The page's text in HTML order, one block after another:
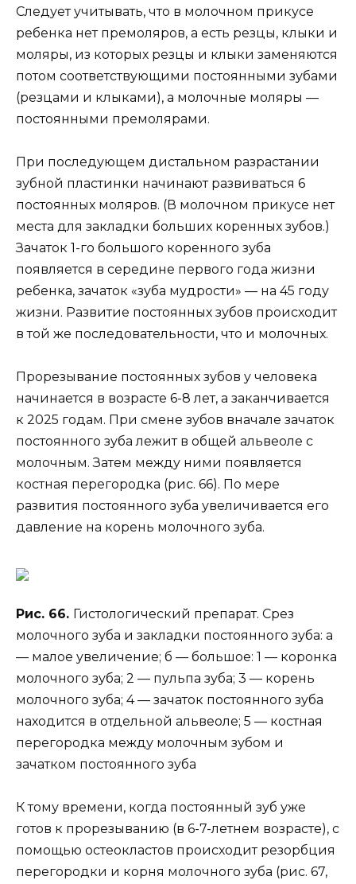
Следует учитывать, что в молочном прикусе
ребенка нет премоляров, а есть резцы, клыки и
моляры, из которых резцы и клыки заменяются
потом соответствующими постоянными зубами
(резцами и клыками), а молочные моляры —
постоянными премолярами.
При последующем дистальном разрастании
зубной пластинки начинают развиваться 6
постоянных моляров. (В молочном прикусе нет
места для закладки больших коренных зубов.)
Зачаток 1-го большого коренного зуба
появляется в середине первого года жизни
ребенка, зачаток «зуба мудрости» — на 45 году
жизни. Развитие постоянных зубов происходит
в той же последовательности, что и молочных.
Прорезывание постоянных зубов у человека
начинается в возрасте 6-8 лет, а заканчивается
к 2025 годам. При смене зубов вначале зачаток
постоянного зуба лежит в общей альвеоле с
молочным. Затем между ними появляется
костная перегородка (рис. 66). По мере
развития постоянного зуба увеличивается его
давление на корень молочного зуба.
Рис. 66. Гистологический препарат. Срез
молочного зуба и закладки постоянного зуба: а
— малое увеличение; б — большое: 1 — коронка
молочного зуба; 2 — пульпа зуба; 3 — корень
молочного зуба; 4 — зачаток постоянного зуба
находится в отдельной альвеоле; 5 — костная
перегородка между молочным зубом и
зачатком постоянного зуба
К тому времени, когда постоянный зуб уже
готов к прорезыванию (в 6-7-летнем возрасте), с
помощью остеокластов происходит резорбция
перегородки и корня молочного зуба (рис. 67,